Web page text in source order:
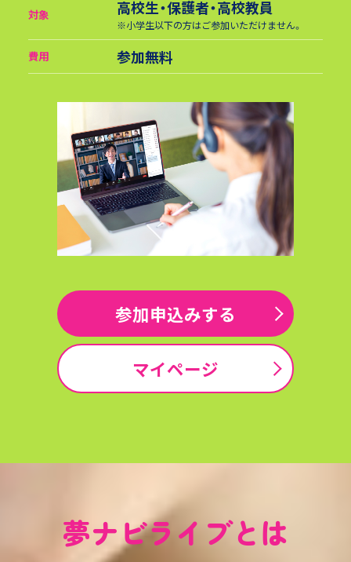
対象 高校生・保護者・高校教員
※小学生以下の方はご参加いただけません。
費用 参加無料
参加申込みする
マイページ
夢ナビライブとは